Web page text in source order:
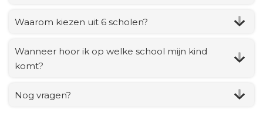
Waarom kiezen uit 6 scholen?
Wanneer hoor ik op welke school mijn kind
komt?
Nog vragen?